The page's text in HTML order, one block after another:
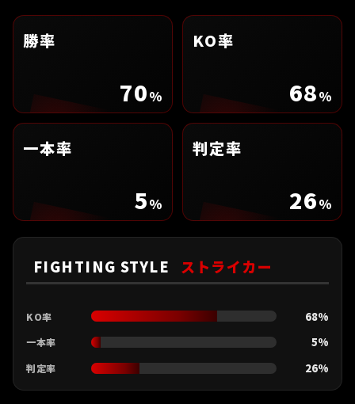
勝率
70%
KO率
68%
一本率
5%
判定率
26%
FIGHTING STYLE ストライカー
KO率 68%
一本率 5%
判定率 26%